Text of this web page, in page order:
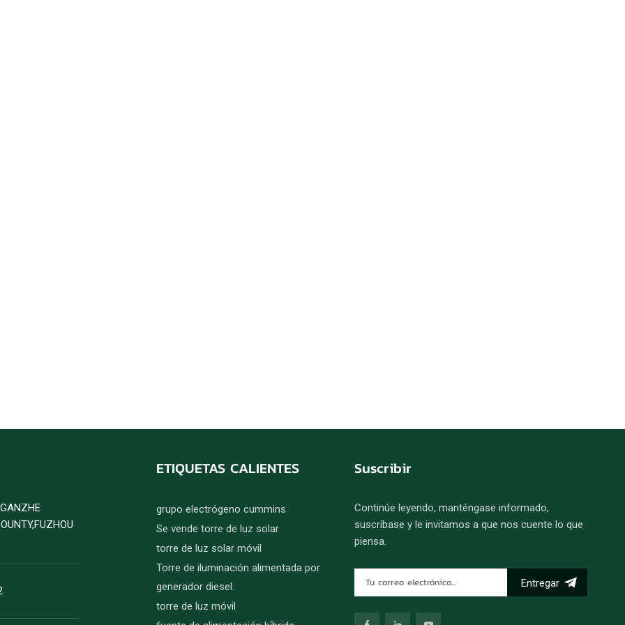
ETIQUETAS CALIENTES
grupo electrógeno cummins
Se vende torre de luz solar
torre de luz solar móvil
Torre de iluminación alimentada por
generador diesel.
torre de luz móvil
Suscribir
Continúe leyendo, manténgase informado,
suscríbase y le invitamos a que nos cuente lo que
piensa.
Entregar